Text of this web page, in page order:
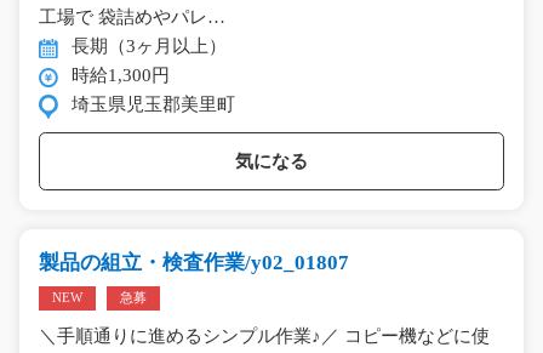
工場で 袋詰めやパレ…
長期（3ヶ月以上）
時給1,300円
埼玉県児玉郡美里町
気になる
製品の組立・検査作業/y02_01807
NEW 急募
＼手順通りに進めるシンプル作業♪／ コピー機などに使